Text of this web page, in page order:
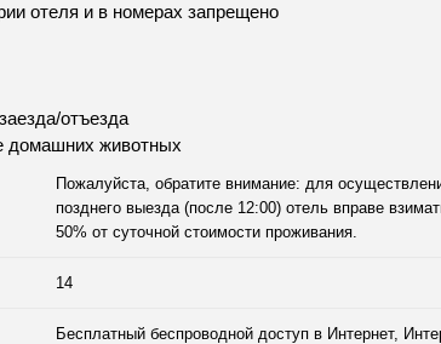
отеля и в номерах запрещено
отъезда
домашних животных
Пожалуйста, обратите внимание: для
позднего выезда (после 12:00) отель вправе
50% от суточной стоимости проживания.
14
Бесплатный беспроводной доступ в Интернет,